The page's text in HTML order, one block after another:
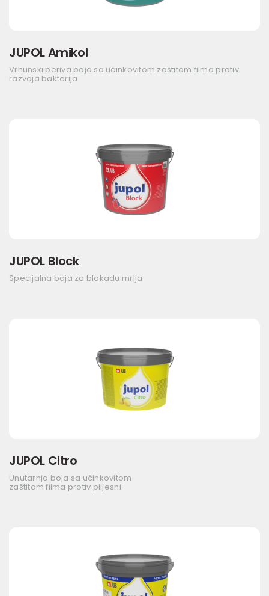
JUPOL Amikol
Vrhunski periva boja sa učinkovitom zaštitom filma protiv
razvoja bakterija
JUPOL Block
Specijalna boja za blokadu mrlja
JUPOL Citro
Unutarnja boja sa učinkovitom
zaštitom filma protiv plijesni